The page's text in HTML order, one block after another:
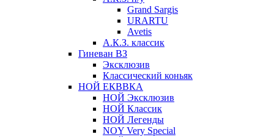
Grand Sargis
URARTU
Avetis
А.К.З. классик
Гиневан ВЗ
Эксклюзив
Классический коньяк
НОЙ ЕКВВКА
НОЙ Эксклюзив
НОЙ Классик
НОЙ Легенды
NOY Very Speсial